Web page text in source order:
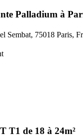
Palladium à
Sembat, 75018 Paris,
T1 de 18 à 24m²